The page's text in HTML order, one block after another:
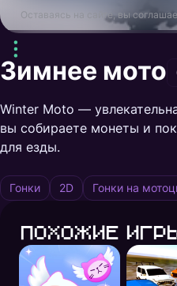
Оставаясь на сайте, вы
Зимнее мото
Winter Moto —
вы собираете монеты и
для езды.
Гонки 2D Гонки на
Похожие